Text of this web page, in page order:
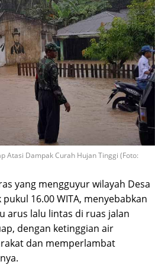
Atasi Dampak Curah Hujan Tinggi (Foto:
yang mengguyur wilayah Desa
16.00 WITA, menyebabkan
arus lalu lintas di ruas jalan
dengan ketinggian air
dan memperlambat